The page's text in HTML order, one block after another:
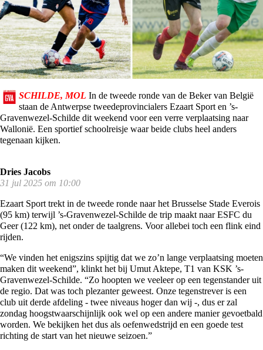
SCHILDE, MOL In de tweede ronde van de Beker van België
staan de Antwerpse tweedeprovincialers Ezaart Sport en ’s-
Gravenwezel-Schilde dit weekend voor een verre verplaatsing naar
Wallonië. Een sportief schoolreisje waar beide clubs heel anders
tegenaan kijken.
Dries Jacobs
31 jul 2025 om 10:00
Ezaart Sport trekt in de tweede ronde naar het Brusselse Stade Everois
(95 km) terwijl ’s-Gravenwezel-Schilde de trip maakt naar ESFC du
Geer (122 km), net onder de taalgrens. Voor allebei toch een flink eind
rijden.
“We vinden het enigszins spijtig dat we zo’n lange verplaatsing moeten
maken dit weekend”, klinkt het bij Umut Aktepe, T1 van KSK ’s-
Gravenwezel-Schilde. “Zo hoopten we veeleer op een tegenstander uit
de regio. Dat was toch plezanter geweest. Onze tegenstrever is een
club uit derde afdeling - twee niveaus hoger dan wij -, dus er zal
zondag hoogstwaarschijnlijk ook wel op een andere manier gevoetbald
worden. We bekijken het dus als oefenwedstrijd en een goede test
richting de start van het nieuwe seizoen.”